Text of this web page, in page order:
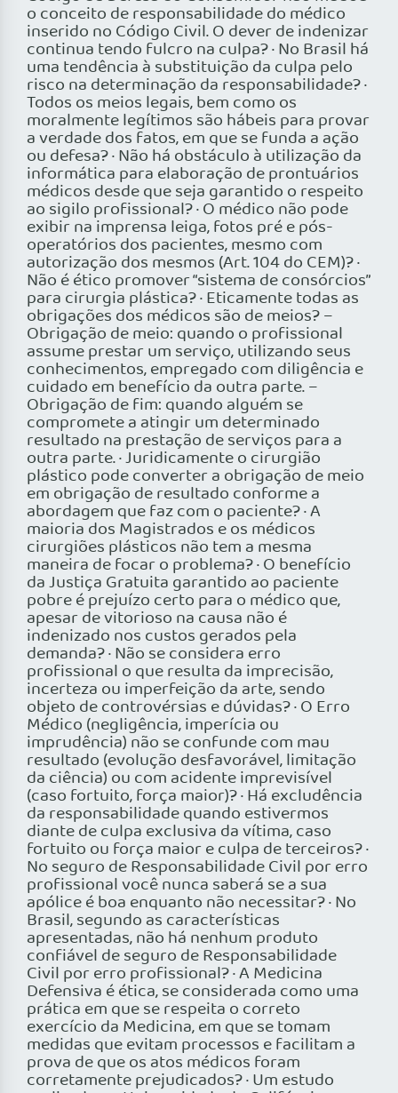
o conceito de responsabilidade do médico
inserido no Código Civil. O dever de indenizar
continua tendo fulcro na culpa? · No Brasil há
uma tendência à substituição da culpa pelo
risco na determinação da responsabilidade? ·
Todos os meios legais, bem como os
moralmente legítimos são hábeis para provar
a verdade dos fatos, em que se funda a ação
ou defesa? · Não há obstáculo à utilização da
informática para elaboração de prontuários
médicos desde que seja garantido o respeito
ao sigilo profissional? · O médico não pode
exibir na imprensa leiga, fotos pré e pós-
operatórios dos pacientes, mesmo com
autorização dos mesmos (Art. 104 do CEM)? ·
Não é ético promover “sistema de consórcios”
para cirurgia plástica? · Eticamente todas as
obrigações dos médicos são de meios? –
Obrigação de meio: quando o profissional
assume prestar um serviço, utilizando seus
conhecimentos, empregado com diligência e
cuidado em benefício da outra parte. –
Obrigação de fim: quando alguém se
compromete a atingir um determinado
resultado na prestação de serviços para a
outra parte. · Juridicamente o cirurgião
plástico pode converter a obrigação de meio
em obrigação de resultado conforme a
abordagem que faz com o paciente? · A
maioria dos Magistrados e os médicos
cirurgiões plásticos não tem a mesma
maneira de focar o problema? · O benefício
da Justiça Gratuita garantido ao paciente
pobre é prejuízo certo para o médico que,
apesar de vitorioso na causa não é
indenizado nos custos gerados pela
demanda? · Não se considera erro
profissional o que resulta da imprecisão,
incerteza ou imperfeição da arte, sendo
objeto de controvérsias e dúvidas? · O Erro
Médico (negligência, imperícia ou
imprudência) não se confunde com mau
resultado (evolução desfavorável, limitação
da ciência) ou com acidente imprevisível
(caso fortuito, força maior)? · Há excludência
da responsabilidade quando estivermos
diante de culpa exclusiva da vítima, caso
fortuito ou força maior e culpa de terceiros? ·
No seguro de Responsabilidade Civil por erro
profissional você nunca saberá se a sua
apólice é boa enquanto não necessitar? · No
Brasil, segundo as características
apresentadas, não há nenhum produto
confiável de seguro de Responsabilidade
Civil por erro profissional? · A Medicina
Defensiva é ética, se considerada como uma
prática em que se respeita o correto
exercício da Medicina, em que se tomam
medidas que evitam processos e facilitam a
prova de que os atos médicos foram
corretamente prejudicados? · Um estudo